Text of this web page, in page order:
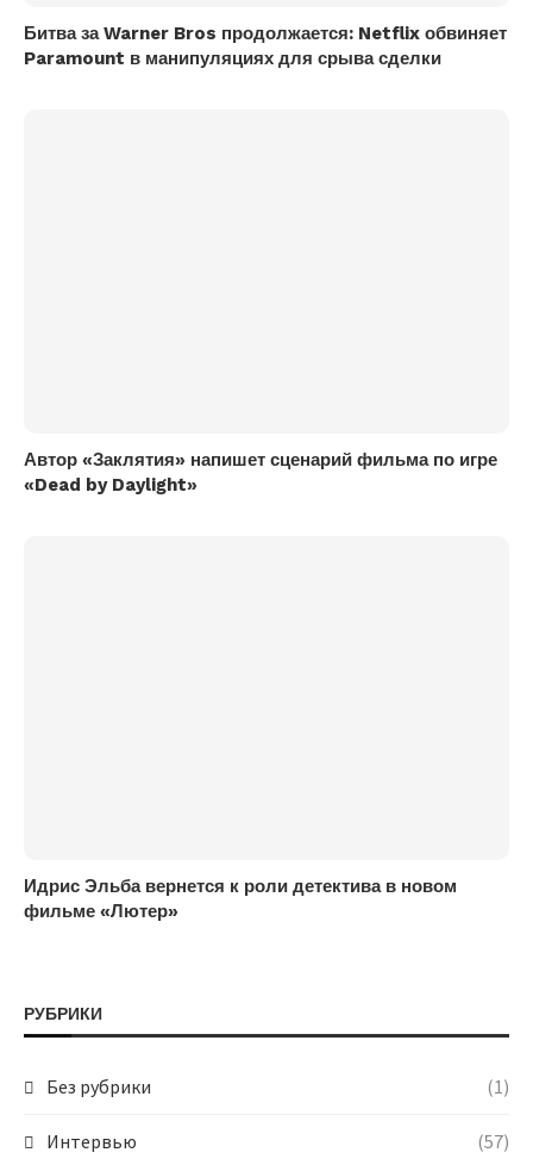
Битва за Warner Bros продолжается: Netflix обвиняет
Paramount в манипуляциях для срыва сделки
Автор «Заклятия» напишет сценарий фильма по игре
«Dead by Daylight»
Идрис Эльба вернется к роли детектива в новом
фильме «Лютер»
РУБРИКИ
Без рубрики (1)
Интервью (57)